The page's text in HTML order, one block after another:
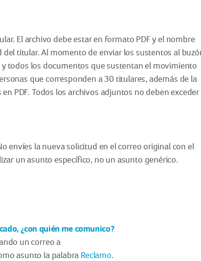
El archivo debe estar en formato PDF y el nombre
titular. Al momento de enviar los sustentos al
y todos los documentos que sustentan el movimiento
que corresponden a 30 titulares, además de la
PDF. Todos los archivos adjuntos no deben exceder
envíes la nueva solicitud en el correo original con el
un asunto específico, no un asunto genérico.
¿con quién me comunico?
un correo a
asunto la palabra Reclamo.